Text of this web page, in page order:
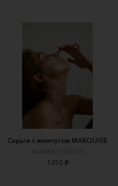
Серьги с жемчугом MARQUISE
MONKEY QUEEN
1250 ₽